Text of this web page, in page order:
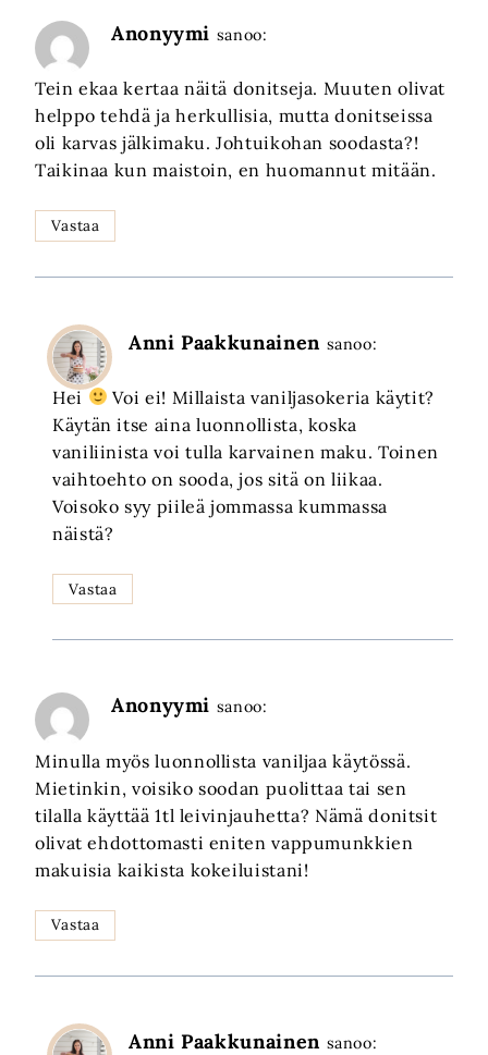
Anonyymi sanoo:
Tein ekaa kertaa näitä donitseja. Muuten olivat
helppo tehdä ja herkullisia, mutta donitseissa
oli karvas jälkimaku. Johtuikohan soodasta?!
Taikinaa kun maistoin, en huomannut mitään.
Vastaa
Anni Paakkunainen sanoo:
Hei
Voi ei! Millaista vaniljasokeria käytit?
Käytän itse aina luonnollista, koska
vaniliinista voi tulla karvainen maku. Toinen
vaihtoehto on sooda, jos sitä on liikaa.
Voisoko syy piileä jommassa kummassa
näistä?
Vastaa
Anonyymi sanoo:
Minulla myös luonnollista vaniljaa käytössä.
Mietinkin, voisiko soodan puolittaa tai sen
tilalla käyttää 1tl leivinjauhetta? Nämä donitsit
olivat ehdottomasti eniten vappumunkkien
makuisia kaikista kokeiluistani!
Vastaa
Anni Paakkunainen sanoo: